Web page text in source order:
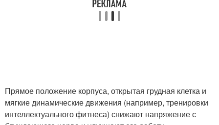
Прямое положение корпуса, открытая грудная клетка и
мягкие динамические движения (например, тренировки
интеллектуального фитнеса) снижают напряжение с